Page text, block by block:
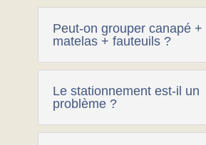
Peut-on grouper canapé +
matelas + fauteuils ?
Le stationnement est-il un
problème ?